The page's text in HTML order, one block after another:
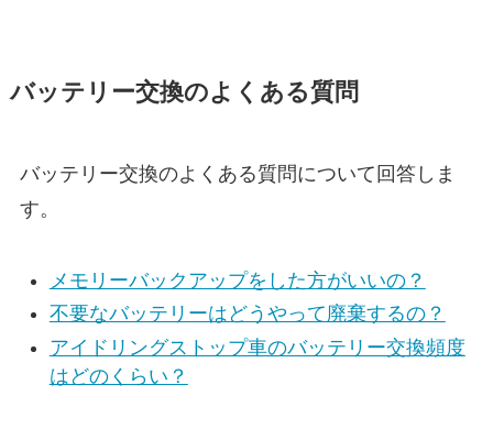
バッテリー交換のよくある質問
バッテリー交換のよくある質問について回答しま
す。
メモリーバックアップをした方がいいの？
不要なバッテリーはどうやって廃棄するの？
アイドリングストップ車のバッテリー交換頻度
はどのくらい？